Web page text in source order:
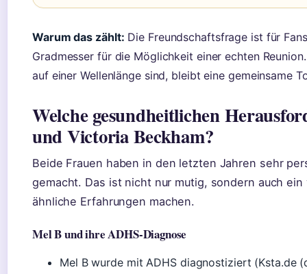
Warum das zählt: Die Freundschaftsfrage ist für
Gradmesser für die Möglichkeit einer echten
auf einer Wellenlänge sind, bleibt eine gemeinsame
Welche gesundheitlichen
und Victoria Beckham?
Beide Frauen haben in den letzten Jahren sehr
gemacht. Das ist nicht nur mutig, sondern auch
ähnliche Erfahrungen machen.
Mel B und ihre ADHS-Diagnose
Mel B wurde mit ADHS diagnostiziert (Ksta.de